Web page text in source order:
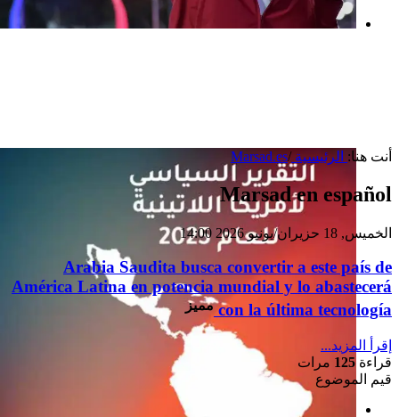
أنت هنا: الرئيسية/
Marsad.es
Marsad en español
الخميس, 18 حزيران/يونيو 2026 14:00
Arabia Saudita busca convertir a este país de
América Latina en potencia mundial y lo abastecerá
con la última tecnología مميز
إقرأ المزيد...
قراءة 125 مرات
قيم الموضوع